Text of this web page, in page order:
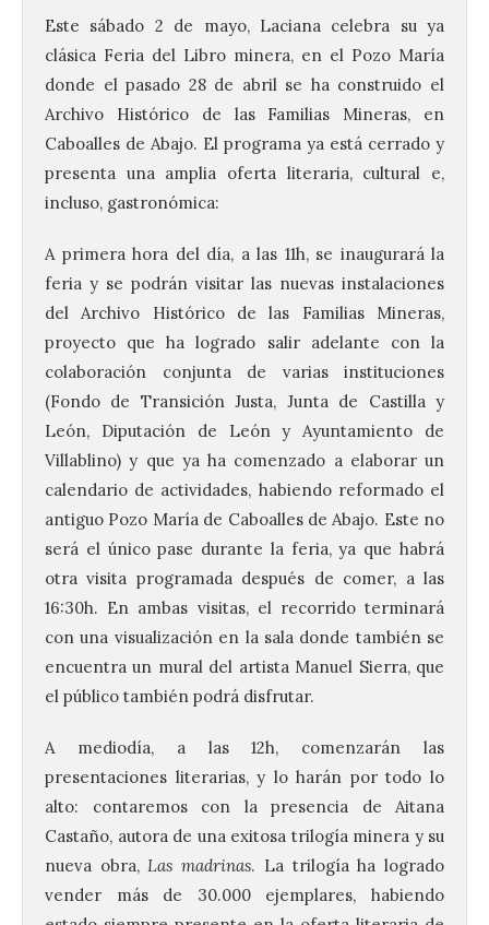
Este sábado 2 de mayo, Laciana celebra su ya
clásica Feria del Libro minera, en el Pozo María
donde el pasado 28 de abril se ha construido el
Archivo Histórico de las Familias Mineras, en
Caboalles de Abajo. El programa ya está cerrado y
presenta una amplia oferta literaria, cultural e,
incluso, gastronómica:
A primera hora del día, a las 11h, se inaugurará la
feria y se podrán visitar las nuevas instalaciones
del Archivo Histórico de las Familias Mineras,
proyecto que ha logrado salir adelante con la
colaboración conjunta de varias instituciones
(Fondo de Transición Justa, Junta de Castilla y
León, Diputación de León y Ayuntamiento de
Villablino) y que ya ha comenzado a elaborar un
calendario de actividades, habiendo reformado el
antiguo Pozo María de Caboalles de Abajo. Este no
será el único pase durante la feria, ya que habrá
otra visita programada después de comer, a las
16:30h. En ambas visitas, el recorrido terminará
con una visualización en la sala donde también se
encuentra un mural del artista Manuel Sierra, que
el público también podrá disfrutar.
A mediodía, a las 12h, comenzarán las
presentaciones literarias, y lo harán por todo lo
alto: contaremos con la presencia de Aitana
Castaño, autora de una exitosa trilogía minera y su
nueva obra,Las madrinas. La trilogía ha logrado
vender más de 30.000 ejemplares, habiendo